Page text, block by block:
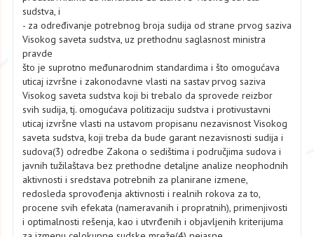
sudstva, i
- za određivanje potrebnog broja sudija od strane prvog saziva
Visokog saveta sudstva, uz prethodnu saglasnost ministra
pravde
što je suprotno međunarodnim standardima i što omogućava
uticaj izvršne i zakonodavne vlasti na sastav prvog saziva
Visokog saveta sudstva koji bi trebalo da sprovede reizbor
svih sudija, tj. omogućava politizaciju sudstva i protivustavni
uticaj izvršne vlasti na ustavom propisanu nezavisnost Visokog
saveta sudstva, koji treba da bude garant nezavisnosti sudija i
sudova(3) odredbe Zakona o sedištima i područjima sudova i
javnih tužilaštava bez prethodne detaljne analize neophodnih
aktivnosti i sredstava potrebnih za planirane izmene,
redosleda sprovođenja aktivnosti i realnih rokova za to,
procene svih efekata (nameravanih i propratnih), primenjivosti
i optimalnosti rešenja, kao i utvrđenih i objavljenih kriterijuma